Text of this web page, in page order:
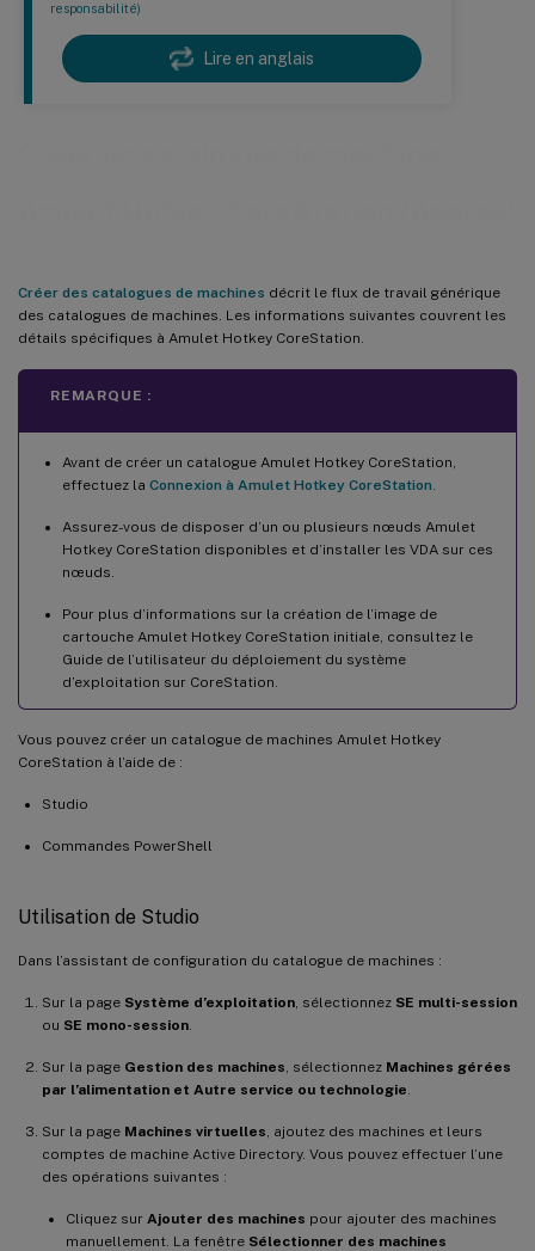
responsabilité)
Lire en anglais
Créer des catalogues de machines décrit le flux de travail générique
des catalogues de machines. Les informations suivantes couvrent les
détails spécifiques à Amulet Hotkey CoreStation.
REMARQUE :
Avant de créer un catalogue Amulet Hotkey CoreStation,
effectuez la Connexion à Amulet Hotkey CoreStation
Assurez-vous de disposer d’un ou plusieurs nœuds Amulet
Hotkey CoreStation disponibles et d’installer les VDA sur ces
nœuds.
Pour plus d’informations sur la création de l’image de
cartouche Amulet Hotkey CoreStation initiale, consultez le
Guide de l’utilisateur du déploiement du système
d’exploitation sur CoreStation.
Vous pouvez créer un catalogue de machines Amulet Hotkey
CoreStation à l’aide de :
Studio
Commandes PowerShell
Utilisation de Studio
Dans l’assistant de configuration du catalogue de machines :
Sur la page Système d’exploitation , sélectionnez SE multi-session
ou SE mono-session
Sur la page Gestion des machines , sélectionnez Machines gérées
par l’alimentation et Autre service ou technologie
Sur la page Machines virtuelles , ajoutez des machines et leurs
comptes de machine Active Directory. Vous pouvez effectuer l’une
des opérations suivantes :
Cliquez sur Ajouter des machines pour ajouter des machines
manuellement. La fenêtre Sélectionner des machines